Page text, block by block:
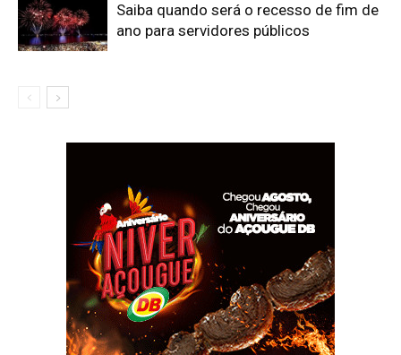
Saiba quando será o recesso de fim de
ano para servidores públicos